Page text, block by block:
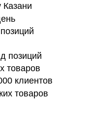
Казани
товаров
клиентов